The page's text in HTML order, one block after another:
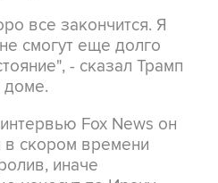
все закончится. Я
смогут еще долго
- сказал Трамп
доме.
Fox News он
в скором времени
иначе